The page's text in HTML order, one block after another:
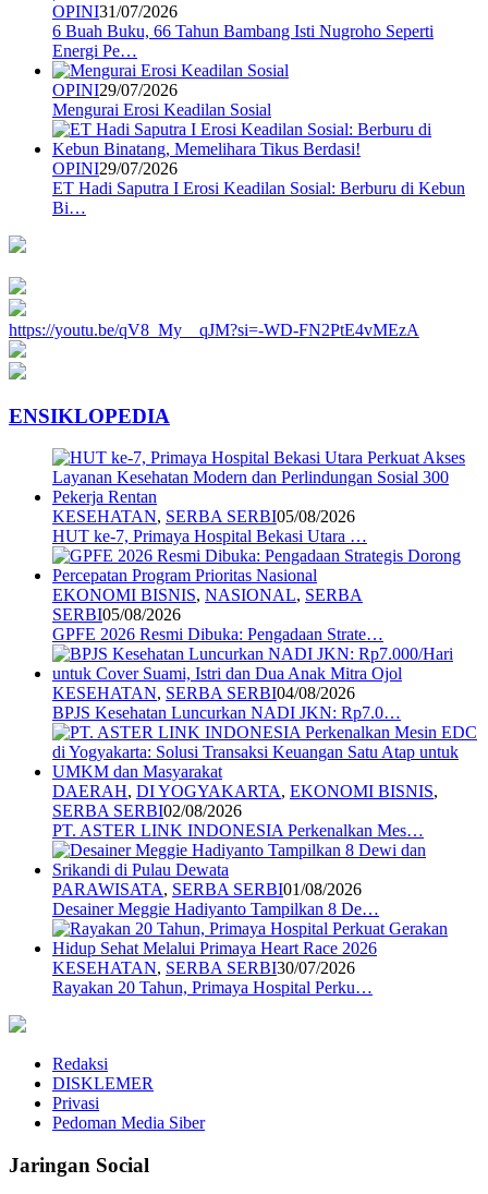
OPINI31/07/2026
6 Buah Buku, 66 Tahun Bambang Isti Nugroho Seperti
Energi Pe…
OPINI29/07/2026
Mengurai Erosi Keadilan Sosial
OPINI29/07/2026
ET Hadi Saputra I Erosi Keadilan Sosial: Berburu di Kebun
Bi…
https://youtu.be/qV8_My__qJM?si=-WD-FN2PtE4vMEzA
ENSIKLOPEDIA
KESEHATAN, SERBA SERBI05/08/2026
HUT ke-7, Primaya Hospital Bekasi Utara …
EKONOMI BISNIS, NASIONAL, SERBA
SERBI05/08/2026
GPFE 2026 Resmi Dibuka: Pengadaan Strate…
KESEHATAN, SERBA SERBI04/08/2026
BPJS Kesehatan Luncurkan NADI JKN: Rp7.0…
DAERAH, DI YOGYAKARTA, EKONOMI BISNIS,
SERBA SERBI02/08/2026
PT. ASTER LINK INDONESIA Perkenalkan Mes…
PARAWISATA, SERBA SERBI01/08/2026
Desainer Meggie Hadiyanto Tampilkan 8 De…
KESEHATAN, SERBA SERBI30/07/2026
Rayakan 20 Tahun, Primaya Hospital Perku…
Redaksi
DISKLEMER
Privasi
Pedoman Media Siber
Jaringan Social